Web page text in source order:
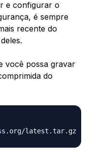
e configurar o
é sempre
recente do
você possa gravar
do